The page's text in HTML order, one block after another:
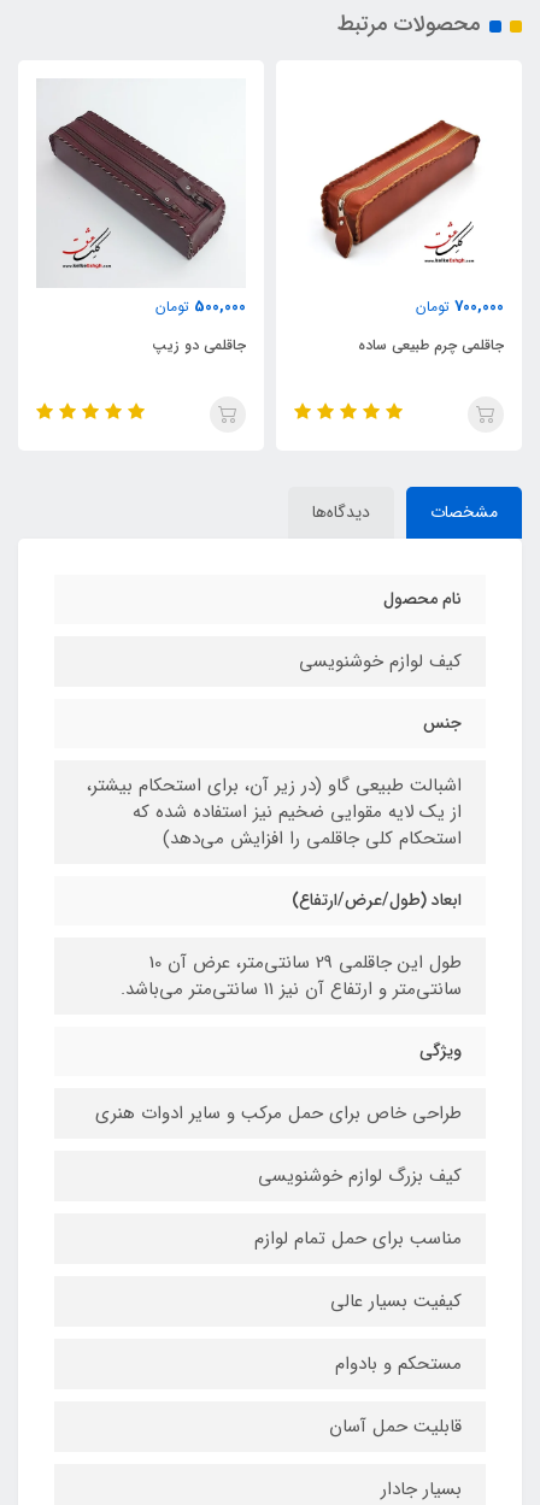
محصولات مرتبط
500,000
جاقلمی دو زیپ
400,000 تومان
جاقلمی استوانه‌ای طرح مولانا
مشخصات دیدگاه‌ها
نام محصول
کیف لوازم خوشنویسی
جنس
اشبالت طبیعی گاو (در زیر آن، برای استحکام بیشتر،
از یک لایه مقوایی ضخیم نیز استفاده شده که
استحکام کلی جاقلمی را افزایش می‌دهد)
ابعاد (طول/عرض/ارتفاع)
طول این جاقلمی 29 سانتی‌متر، عرض آن 10
سانتی‌متر و ارتفاع آن نیز 11 سانتی‌متر می‌باشد.
ویژگی
طراحی خاص برای حمل مرکب و سایر ادوات هنری
کیف بزرگ لوازم خوشنویسی
مناسب برای حمل تمام لوازم
کیفیت بسیار عالی
مستحکم و بادوام
قابلیت حمل آسان
بسیار جادار